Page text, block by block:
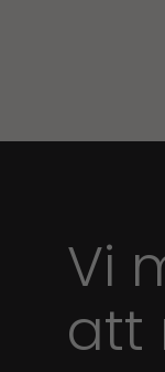
Vi
att